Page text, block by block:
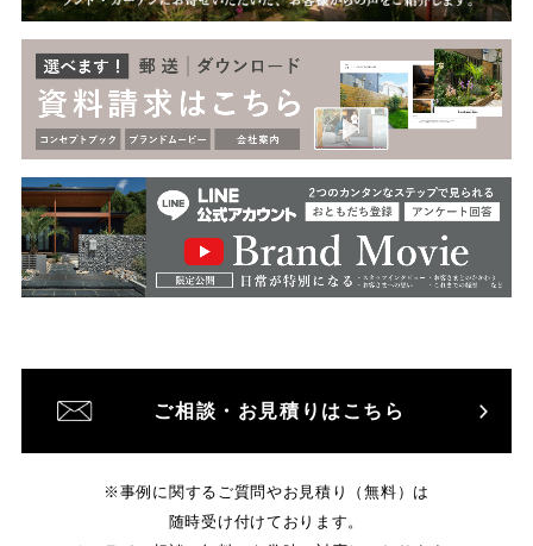
ご相談・お見積りはこちら
※事例に関するご質問やお見積り（無料）は
随時受け付けております。